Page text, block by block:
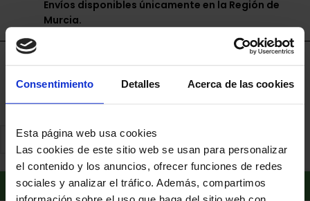
Consentimiento Detalles Acerca de las cookies
Esta página web usa cookies
Las cookies de este sitio web se usan para personalizar
el contenido y los anuncios, ofrecer funciones de redes
sociales y analizar el tráfico. Además, compartimos
Envíos disponibles únicamente en la Región de
Murcia.
Financia a plazos con Cetelem
+ info
Añadir al carrito